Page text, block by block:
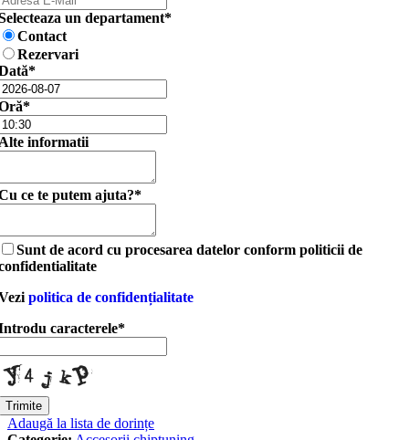
un departament*
Contact
Rezervari
*
*
informatii
ce te putem ajuta?*
Sunt de acord cu procesarea datelor conform politicii de
politica de confidențialitate
caracterele*
Trimite
Adaugă la lista de dorințe